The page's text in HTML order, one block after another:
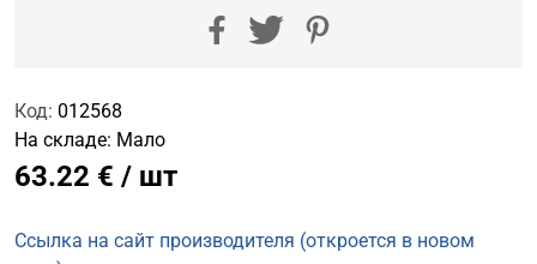
Код: 012568
На складе: Мало
63.22 € / шт
Ссылка на сайт производителя (откроется в новом